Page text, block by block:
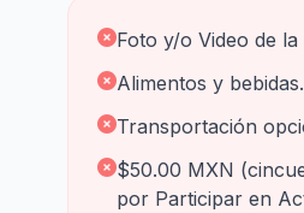
Foto y/o Video de
Alimentos y bebidas.
Transportación
$50.00 MXN
por Participar en